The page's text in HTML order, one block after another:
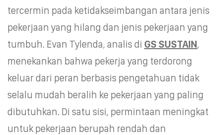
tercermin pada ketidakseimbangan antara jenis
pekerjaan yang hilang dan jenis pekerjaan yang
tumbuh. Evan Tylenda, analis di GS SUSTAIN,
menekankan bahwa pekerja yang terdorong
keluar dari peran berbasis pengetahuan tidak
selalu mudah beralih ke pekerjaan yang paling
dibutuhkan. Di satu sisi, permintaan meningkat
untuk pekerjaan berupah rendah dan